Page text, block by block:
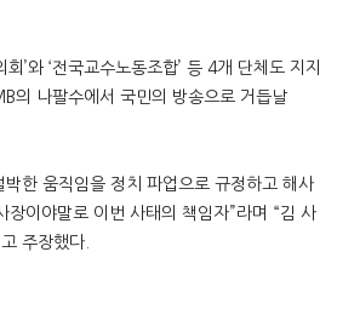
’와 ‘전국교수노동조합’ 등 4개 단체도 지지
의 나팔수에서 국민의 방송으로 거듭날
한 움직임을 정치 파업으로 규정하고 해사
장이야말로 이번 사태의 책임자”라며 “김 사
주장했다.